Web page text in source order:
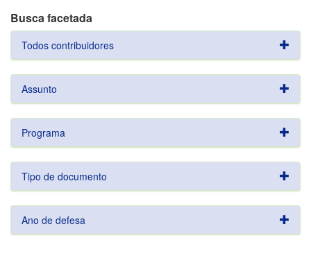
Busca facetada
Todos contribuidores
Assunto
Programa
Tipo de documento
Ano de defesa